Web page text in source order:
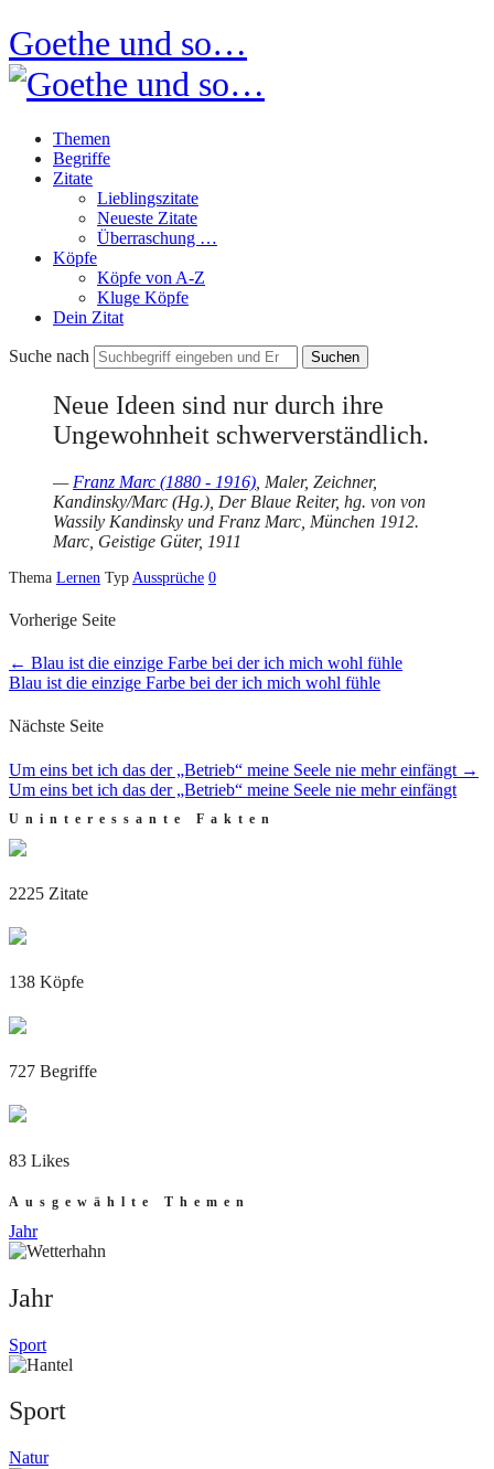
Goethe und so…
Themen
Begriffe
Zitate
Lieblingszitate
Neueste Zitate
Überraschung …
Köpfe
Köpfe von A-Z
Kluge Köpfe
Dein Zitat
Suche nach
Neue Ideen sind nur durch ihre
Ungewohnheit schwerverständlich.
— Franz Marc (1880 - 1916) , Maler, Zeichner,
Kandinsky/Marc (Hg.), Der Blaue Reiter, hg. von von
Wassily Kandinsky und Franz Marc, München 1912.
Marc, Geistige Güter, 1911
Thema Lernen Typ Aussprüche 0
Vorherige Seite
← Blau ist die einzige Farbe bei der ich mich wohl fühle
Blau ist die einzige Farbe bei der ich mich wohl fühle
Nächste Seite
Um eins bet ich das der „Betrieb“ meine Seele nie mehr einfängt →
Um eins bet ich das der „Betrieb“ meine Seele nie mehr einfängt
Uninteressante Fakten
2225 Zitate
138 Köpfe
727 Begriffe
83 Likes
Ausgewählte Themen
Jahr
Jahr
Sport
Sport
Natur